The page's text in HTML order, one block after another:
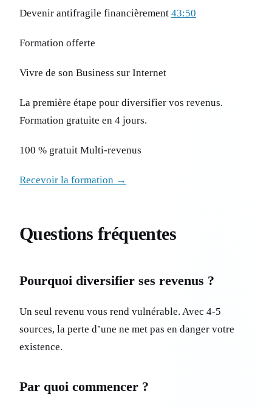
Devenir antifragile financièrement 43:50
Formation offerte
Vivre de son Business sur Internet
La première étape pour diversifier vos revenus.
Formation gratuite en 4 jours.
100 % gratuit Multi-revenus
Recevoir la formation →
Questions fréquentes
Pourquoi diversifier ses revenus ?
Un seul revenu vous rend vulnérable. Avec 4-5
sources, la perte d’une ne met pas en danger votre
existence.
Par quoi commencer ?